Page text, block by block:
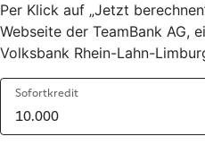
Per Klick auf „Jetzt
Webseite der TeamBank AG,
Volksbank Rhein-Lahn-